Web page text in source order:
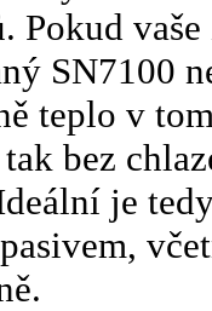
SN7100
teplo v
bez
je